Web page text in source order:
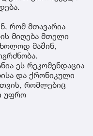
რომ მთავარია
მიღება მთელი
მაშინ,
ეს რეკომენდაცია
და ქრონიკული
რომლებიც
უფრო